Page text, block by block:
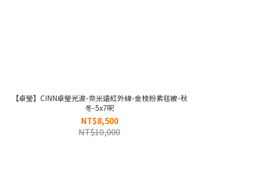
【卓瑩】CINN卓瑩光波-奈米遠紅外線-金枝粉紫毯被-秋
冬-5x7呎
NT$8,500
NT$10,000